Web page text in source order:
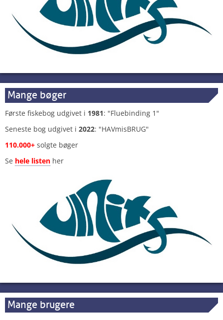
Mange bøger
Første fiskebog udgivet i 1981: "Fluebinding 1"
Seneste bog udgivet i 2022: "HAVmisBRUG"
110.000+ solgte bøger
Se hele listen her
Mange brugere